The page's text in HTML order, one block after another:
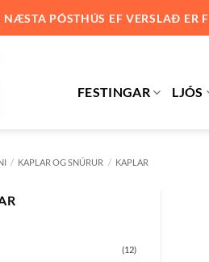
NÆSTA PÓSTHÚS EF VERSLAÐ ER
FESTINGAR LJÓS
/ KAPLAR OG SNÚRUR / KAPLAR
(12)